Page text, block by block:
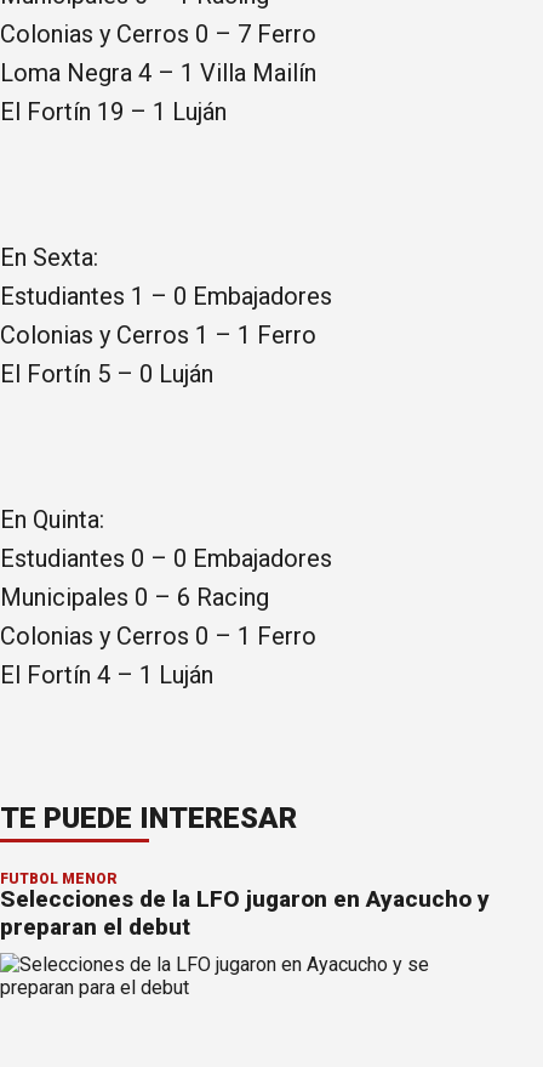
Colonias y Cerros 0 – 7 Ferro
Loma Negra 4 – 1 Villa Mailín
El Fortín 19 – 1 Luján
En Sexta:
Estudiantes 1 – 0 Embajadores
Colonias y Cerros 1 – 1 Ferro
El Fortín 5 – 0 Luján
En Quinta:
Estudiantes 0 – 0 Embajadores
Municipales 0 – 6 Racing
Colonias y Cerros 0 – 1 Ferro
El Fortín 4 – 1 Luján
TE PUEDE INTERESAR
FÚTBOL MENOR
Selecciones de la LFO jugaron en Ayacucho y
preparan el debut